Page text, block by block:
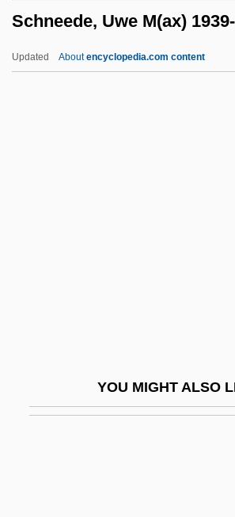
Schneede, Uwe M(ax) 1939-
Updated Aboutencyclopedia.com content
YOU MIGHT ALSO
Schnabel, Joseph Ignaz